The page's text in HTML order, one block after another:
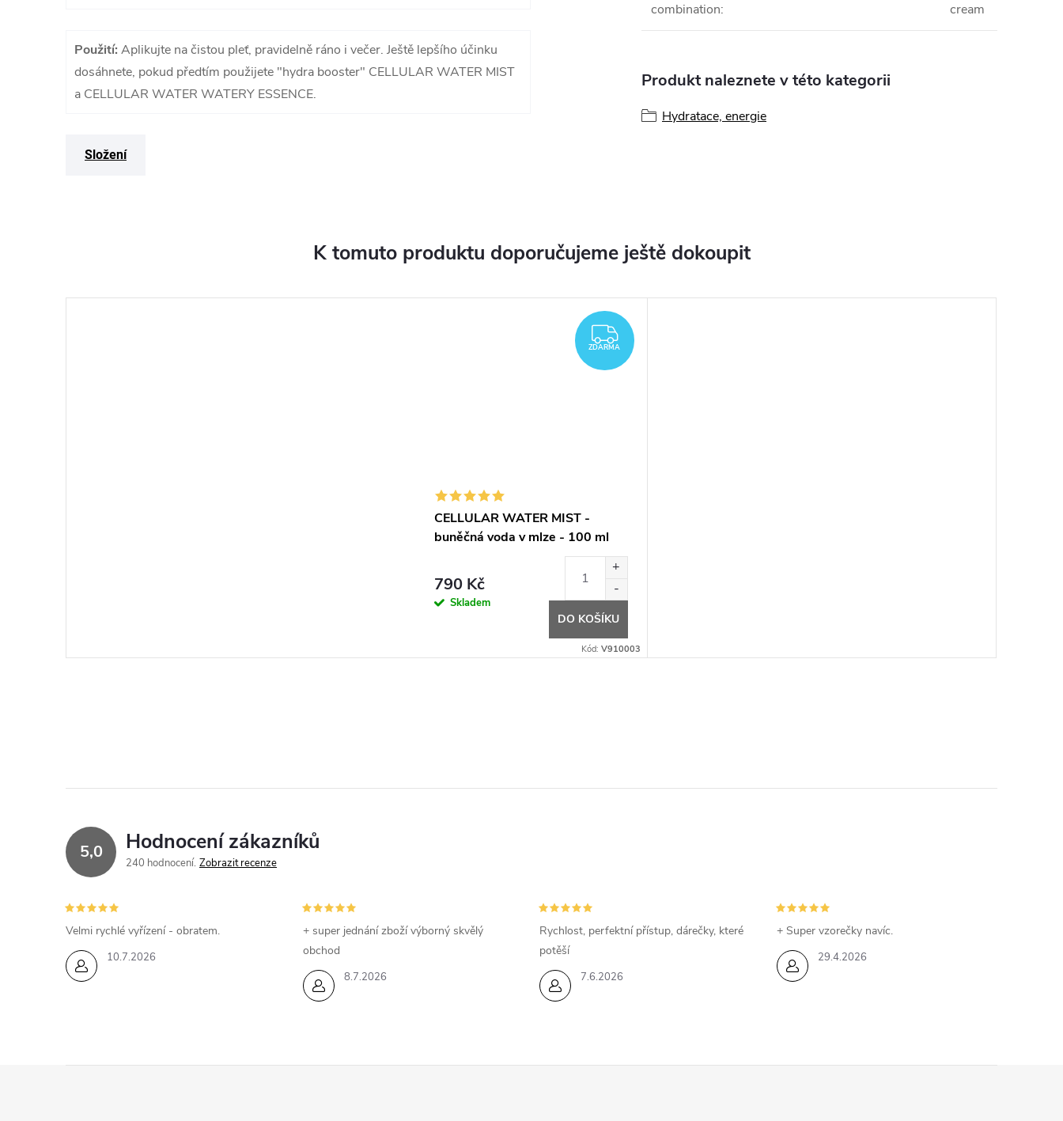
Použití: Aplikujte na čistou pleť, pravidelně ráno i večer. Ještě lepšího účinku
dosáhnete, pokud předtím použijete "hydra booster" CELLULAR WATER MIST
a CELLULAR WATER WATERY ESSENCE.
Složení
combination: cream
Produkt naleznete v této kategorii
Hydratace, energie
K tomuto produktu doporučujeme ještě dokoupit
ZDARMA
ZDARMA
CELLULAR WATER MIST -
buněčná voda v mlze - 100 ml
790 Kč
Skladem
DO KOŠÍKU
Kód: V910003
5,0 Hodnocení zákazníků
240 hodnocení Zobrazit recenze
10.7.2026
Velmi rychlé vyřízení - obratem.
8.7.2026
+ super jednání zboží výborný skvělý
obchod
7.6.2026
Rychlost, perfektní přístup, dárečky, které
potěší
29.4.2026
+ Super vzorečky navíc.